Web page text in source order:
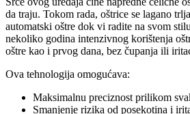
da traju. Tokom rada, oštrice se lagano
automatski oštre dok vi radite na svom
nekoliko godina intenzivnog korištenja
oštre kao i prvog dana, bez čupanja ili
Ova tehnologija omogućava:
Maksimalnu preciznost prilikom
Smanjenje rizika od posekotina i